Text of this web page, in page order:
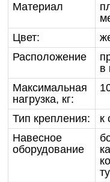
Материал
Цвет:
Расположение
в
Максимальная
нагрузка, кг:
Тип крепления:
к
Навесное
оборудование